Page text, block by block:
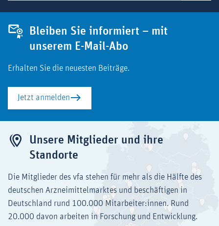
Bleiben Sie informiert – mit
unserem E-Mail-Abo
Erhalten Sie die neuesten Beiträge.
Jetzt anmelden
Unsere Mitglieder und ihre
Standorte
Die Mitglieder des vfa stehen für mehr als die Hälfte des
deutschen Arzneimittelmarktes und beschäftigen in
Deutschland rund 100.000 Mitarbeiter:innen. Rund
20.000 davon arbeiten in Forschung und Entwicklung.